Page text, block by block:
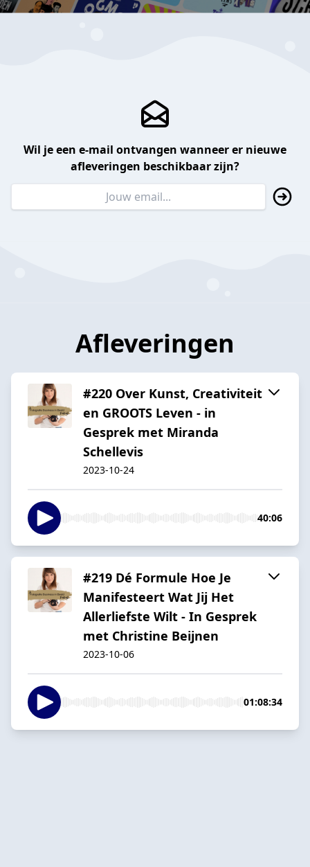
Wil je een e-mail ontvangen wanneer er nieuwe
afleveringen beschikbaar zijn?
Afleveringen
#220 Over Kunst, Creativiteit
en GROOTS Leven - in
Gesprek met Miranda
Schellevis
2023-10-24
40:06
#219 Dé Formule Hoe Je
Manifesteert Wat Jij Het
Allerliefste Wilt - In Gesprek
met Christine Beijnen
2023-10-06
01:08:34